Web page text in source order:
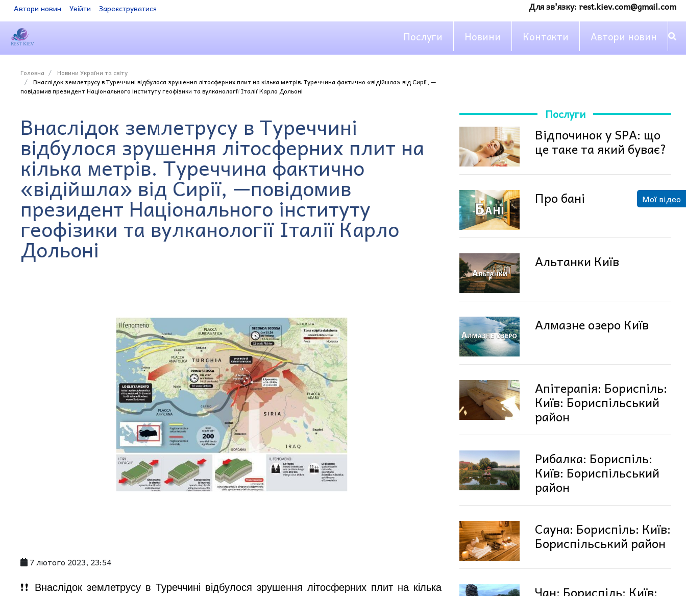
Автори новин Увійти Зареєструватися Для зв'язку: rest.kiev.com@gmail.com
Послуги Новини Контакти Автори новин
Головна
Новини України та світу
Внаслідок землетрусу в Туреччині відбулося зрушення літосферних плит на кілька метрів. Туреччина фактично «відійшла» від Сирії, —
повідомив президент Національного інституту геофізики та вулканології Італії Карло Дольоні
Внаслідок землетрусу в Туреччині
відбулося зрушення літосферних плит на
кілька метрів. Туреччина фактично
«відійшла» від Сирії, —повідомив
президент Національного інституту
геофізики та вулканології Італії Карло
Дольоні
7 лютого 2023, 23:54
❗️❗️ Внаслідок землетрусу в Туреччині відбулося зрушення літосферних плит на кілька
Послуги
Відпочинок у SPA: що
це таке та який буває?
Про бані
Альтанки Київ
Алмазне озеро Київ
Апітерапія: Бориспіль:
Київ: Бориспільський
район
Рибалка: Бориспіль:
Київ: Бориспільський
район
Сауна: Бориспіль: Київ:
Бориспільський район
Чан: Бориспіль: Київ:
Мої відео